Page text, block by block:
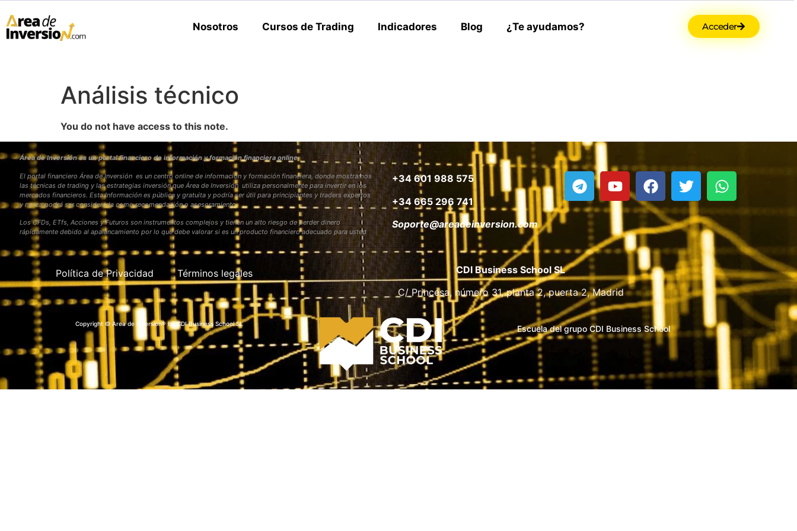
Nosotros Cursos de Trading Indicadores Blog ¿Te ayudamos? Acceder
Análisis técnico
You do not have access to this note.
Área de Inversión es un portal financiero de información y formación financiera online
El portal financiero Área de Inversión es un centro online de información y formación financiera, donde mostramos
las técnicas de trading y las estrategias inversión que Área de Inversión utiliza personalmente para invertir en los
mercados financieros. Esta Información es pública y gratuita y podría ser útil para principiantes y traders expertos
y nunca podrá ser considerada como recomendación o asesoramiento
Los CFDs, ETfs, Acciones y Futuros son instrumentos complejos y tienen un alto riesgo de perder dinero
rápidamente debido al apalancamiento por lo que debe valorar si es un producto financiero adecuado para usted
+34 601 988 575
+34 665 296 741
Soporte@areadeinversion.com
Política de Privacidad Términos legales
CDI Business School SL
C/ Princesa, número 31, planta 2, puerta 2, Madrid
Copyright © Area de inversion® by CDI Business School SL Escuela del grupo CDI Business School